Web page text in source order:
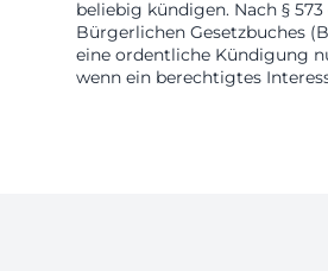
beliebig kündigen. Nach § 573
Bürgerlichen Gesetzbuches
eine ordentliche Kündigung
wenn ein berechtigtes